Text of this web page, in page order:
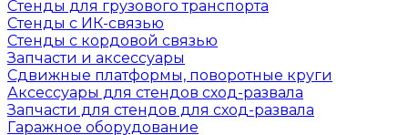
Стенды для грузового транспорта
Стенды с ИК-связью
Стенды с кордовой связью
Запчасти и аксессуары
Сдвижные платформы, поворотные круги
Аксессуары для стендов сход-развала
Запчасти для стендов для сход-развала
Гаражное оборудование